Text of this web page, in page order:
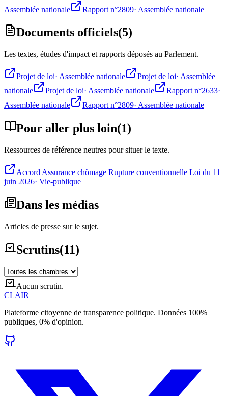
Assemblée nationale
Rapport n°2809· Assemblée nationale
Documents officiels(5)
Les textes, études d'impact et rapports déposés au Parlement.
Projet de loi· Assemblée nationale Projet de loi· Assemblée
nationale
Projet de loi· Assemblée nationale Rapport n°2633·
Assemblée nationale
Rapport n°2809· Assemblée nationale
Pour aller plus loin(1)
Ressources de référence neutres pour situer le texte.
Accord Assurance chômage Rupture conventionnelle Loi du 11
juin 2026· Vie-publique
Dans les médias
Articles de presse sur le sujet.
Scrutins(11)
Aucun scrutin.
CLAIR
Plateforme citoyenne de transparence politique. Données 100%
publiques, 0% d'opinion.